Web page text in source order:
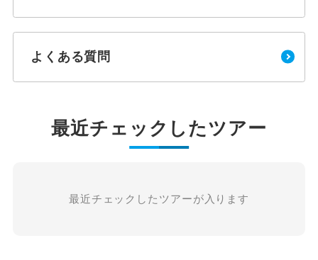
よくある質問
最近チェックしたツアー
最近チェックしたツアーが入ります